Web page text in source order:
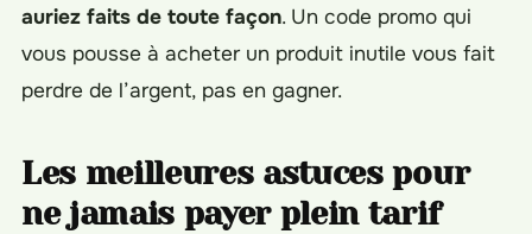
auriez faits de toute façon. Un code promo qui
vous pousse à acheter un produit inutile vous fait
perdre de l’argent, pas en gagner.
Les meilleures astuces pour
ne jamais payer plein tarif